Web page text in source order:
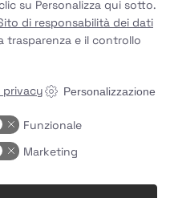
su Personalizza qui sotto.
di responsabilità dei dati
trasparenza e il controllo
privacy Personalizzazione
Funzionale
Marketing